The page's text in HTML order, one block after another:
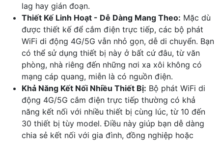
lag hay gián đoạn.
Thiết Kế Linh Hoạt - Dễ Dàng Mang Theo: Mặc dù
được thiết kế để cắm điện trực tiếp, các bộ phát
WiFi di động 4G/5G vẫn nhỏ gọn, dễ di chuyển. Bạn
có thể sử dụng thiết bị này ở bất cứ đâu, từ văn
phòng, nhà riêng đến những nơi xa xôi không có
mạng cáp quang, miễn là có nguồn điện.
Khả Năng Kết Nối Nhiều Thiết Bị: Bộ phát WiFi di
động 4G/5G cắm điện trực tiếp thường có khả
năng kết nối với nhiều thiết bị cùng lúc, từ 10 đến
30 thiết bị tùy model. Điều này giúp bạn dễ dàng
chia sẻ kết nối với gia đình, đồng nghiệp hoặc